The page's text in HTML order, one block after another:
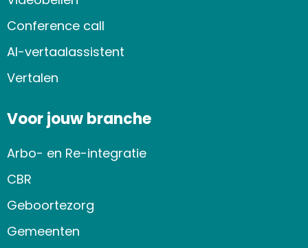
Conference call
AI-vertaalassistent
Vertalen
Voor jouw branche
Arbo- en Re-integratie
CBR
Geboortezorg
Gemeenten